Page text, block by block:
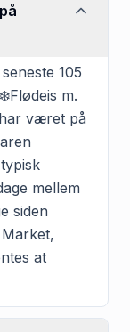
105
m.
været på
mellem
siden
at